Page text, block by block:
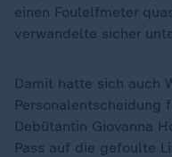
einen Foulelfmeter
verwandelte sicher
Damit hatte sich auch
Personalentscheidung
Debütantin Giovanna
Pass auf die gefoulte